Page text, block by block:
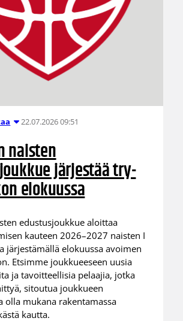
22.07.2026 09:51
naisten
järjestää try-
elokuussa
edustusjoukkue aloittaa
kauteen 2026–2027 naisten I
järjestämällä elokuussa avoimen
Etsimme joukkueeseen uusia
ja tavoitteellisia pelaajia, jotka
sitoutua joukkueen
olla mukana rakentamassa
kautta.